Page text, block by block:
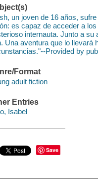
un joven de 16 años,
es capaz de acceder a
internauta. Junto a su
Una aventura que lo llevará
Provided by
Format
adult fiction
Entries
Isabel
Save